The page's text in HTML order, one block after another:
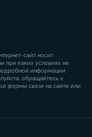
сайт носит
при каких условиях не
информации
обращайтесь к
формы связи на сайте или